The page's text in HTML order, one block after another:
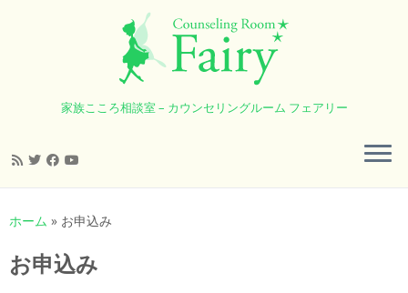
ン
ン
ツ
家族こころ相談室 – カウンセリングルーム フェアリー
ホーム » お申込み
お申込み